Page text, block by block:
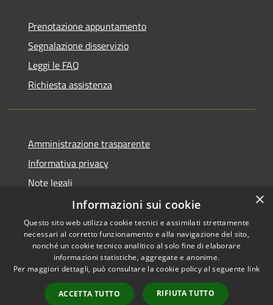
Prenotazione appuntamento
Segnalazione disservizio
Leggi le FAQ
Richiesta assistenza
Amministrazione trasparente
Informativa privacy
Note legali
Dichiarazione di accessibilità
RSS
Accessibilità
Copyright © 2026 • Comune di
Municipium•
Accesso
×
Informazioni sui cookie
Questo sito web utilizza cookie tecnici e assimilati strettamente
necessari al corretto funzionamento e alla navigazione del sito,
nonché un cookie tecnico analitico al solo fine di elaborare
informazioni statistiche, aggregate e anonime.
Per maggiori dettagli, può consultare la cookie policy al seguente link
ACCETTA TUTTO RIFIUTA TUTTO